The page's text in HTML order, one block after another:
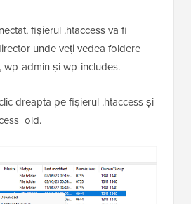
fișierul .htaccess va fi
unde veți vedea foldere
wp-admin și wp-includes.
dreapta pe fișierul .htaccess și